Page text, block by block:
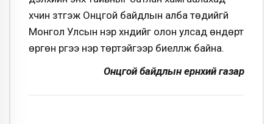
хүчин зүтгэж Онцгой байдлын алба төдийгүй
Монгол Улсын нэр хүндийг олон улсад өндөрт
өргөн үүргээ нэр төртэйгээр биелүүлж байна.
Онцгой байдлын ерөнхий газар